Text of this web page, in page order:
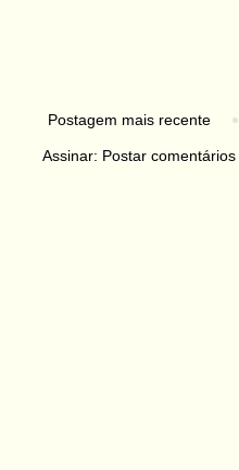
Postagem mais recente
Assinar: Postar